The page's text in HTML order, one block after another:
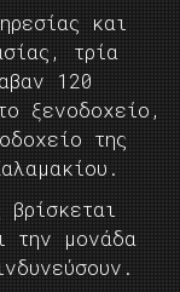
και
τρία
120
ξενοδοχείο,
της
την μονάδα